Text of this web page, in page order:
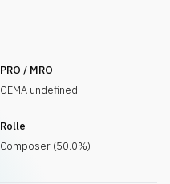
PRO / MRO
GEMA undefined
Rolle
Composer (50.0%)